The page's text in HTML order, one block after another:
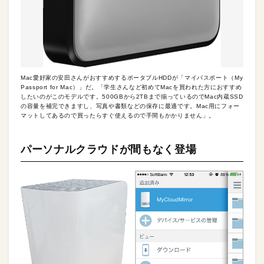
Mac愛好家の安田さんがおすすめするポータブルHDDが「マイパスポート（My
Passport for Mac）」だ。「学生さんなど初めてMacを買われた方におすすめ
したいのがこのモデルです。500GBから2TBまで揃っているのでMac内蔵SSD
の容量を補完できますし、写真や書類などの保存に最適です。Mac用にフォー
マットしてあるので買ったらすぐ使えるので手間もかかりません」。
パーソナルクラウドが間もなく登場